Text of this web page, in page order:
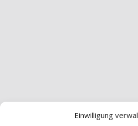
Einwilligung